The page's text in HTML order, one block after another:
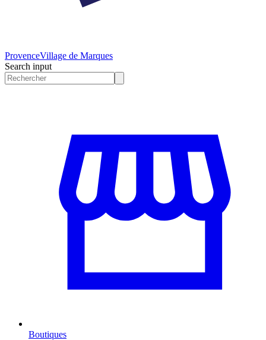
ProvenceVillage de Marques
Search input
Boutiques